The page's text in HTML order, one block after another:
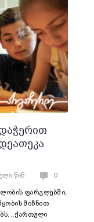
წინ 0
ფარგლებში,
მიზნით
„ქართული